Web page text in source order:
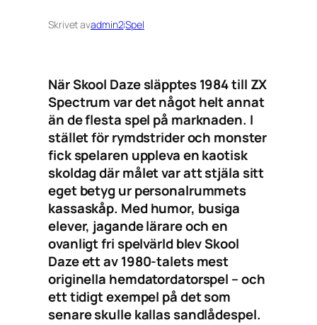
Skrivet avadmin2iSpel
När Skool Daze släpptes 1984 till ZX
Spectrum var det något helt annat
än de flesta spel på marknaden. I
stället för rymdstrider och monster
fick spelaren uppleva en kaotisk
skoldag där målet var att stjäla sitt
eget betyg ur personalrummets
kassaskåp. Med humor, busiga
elever, jagande lärare och en
ovanligt fri spelvärld blev Skool
Daze ett av 1980-talets mest
originella hemdatordatorspel – och
ett tidigt exempel på det som
senare skulle kallas sandlådespel.